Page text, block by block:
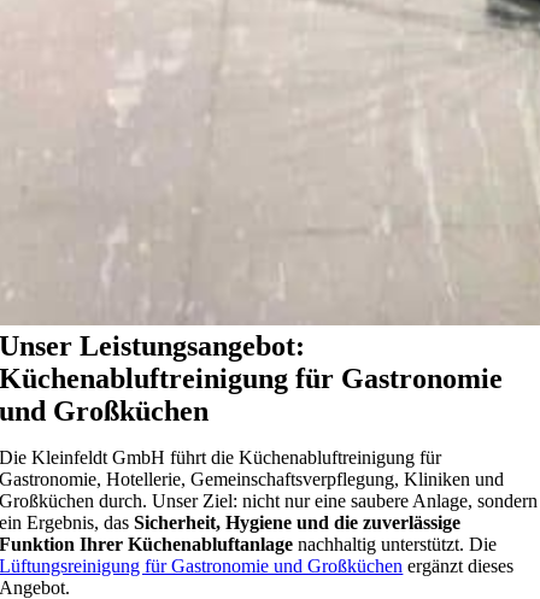
Unser Leistungsangebot:
Küchenabluftreinigung für Gastronomie
und Großküchen
Die Kleinfeldt GmbH führt die Küchenabluftreinigung für
Gastronomie, Hotellerie, Gemeinschaftsverpflegung, Kliniken und
Großküchen durch. Unser Ziel: nicht nur eine saubere Anlage, sondern
ein Ergebnis, dasSicherheit, Hygiene und die zuverlässige
Funktion Ihrer Küchenabluftanlage nachhaltig unterstützt. Die
Lüftungsreinigung für Gastronomie und Großküchen ergänzt dieses
Angebot.